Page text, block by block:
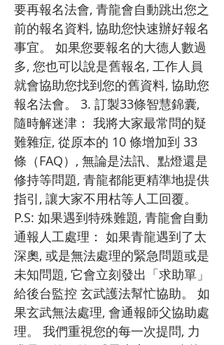
要再報名法會, 青龍會自動跳出您之
前的報名資料, 協助您快速辦好報名
事宜。 如果您要報名的大德人數過
多, 您也可以說是舊報名, 工作人員
就會協助您找到您的舊資料, 協助您
報名法會。 3. 訂製33條智慧錦囊,
隨時解迷津： 我將大家最常問的疑
難雜症, 從原本的 10 條增加到 33
條（FAQ）, 無論是法訊、點燈還是
修持等問題, 青龍都能更精準地提供
指引, 讓大家不用枯等人工回覆。
P.S: 如果遇到特殊難題, 青龍會自動
通報人工處理： 如果青龍遇到了太
深奧, 或是無法處理的緊急問題或是
未知問題, 它會立刻發出「求助單」
給後台監控 玄武護法幫忙協助。 如
果玄武無法處理, 會通報師父協助處
理。 我們重視您的每一次提問, 力